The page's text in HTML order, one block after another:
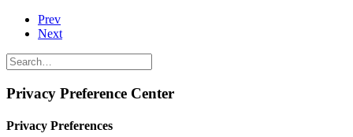
Prev
Next
Privacy Preference Center
Privacy Preferences